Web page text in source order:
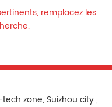
Türkçe
Indonesia
қазақ
remplacez les
zone, Suizhou city ,